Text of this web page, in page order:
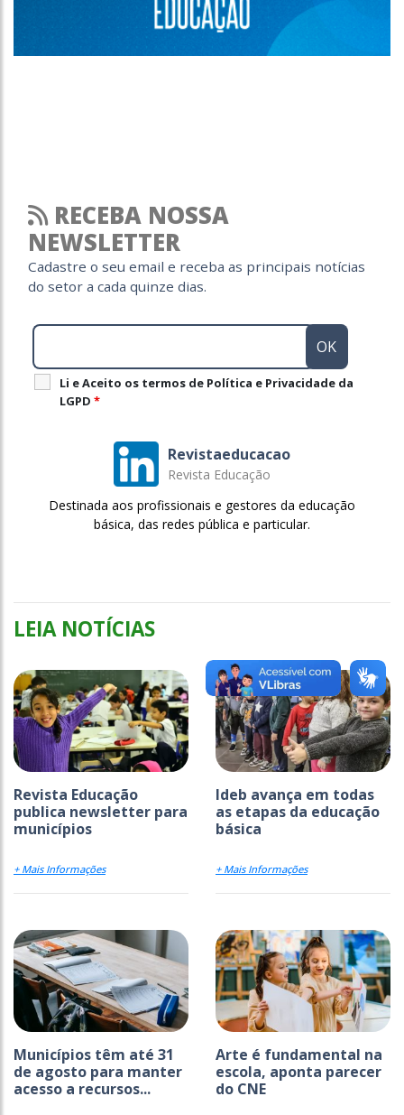
RECEBA NOSSA
NEWSLETTER
Cadastre o seu email e receba as principais notícias
do setor a cada quinze dias.
Li e Aceito os termos de Política e Privacidade da
LGPD *
Revistaeducacao
Revista Educação
Destinada aos profissionais e gestores da educação
básica, das redes pública e particular.
LEIA NOTÍCIAS
Revista Educação
publica newsletter para
municípios
+ Mais Informações
Ideb avança em todas
as etapas da educação
básica
+ Mais Informações
Municípios têm até 31
de agosto para manter
acesso a recursos...
Arte é fundamental na
escola, aponta parecer
do CNE